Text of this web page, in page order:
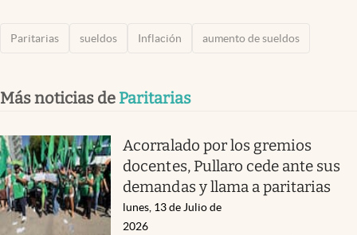
Paritarias sueldos Inflación aumento de sueldos
Más noticias de Paritarias
Acorralado por los gremios
docentes, Pullaro cede ante sus
demandas y llama a paritarias
lunes, 13 de Julio de
2026